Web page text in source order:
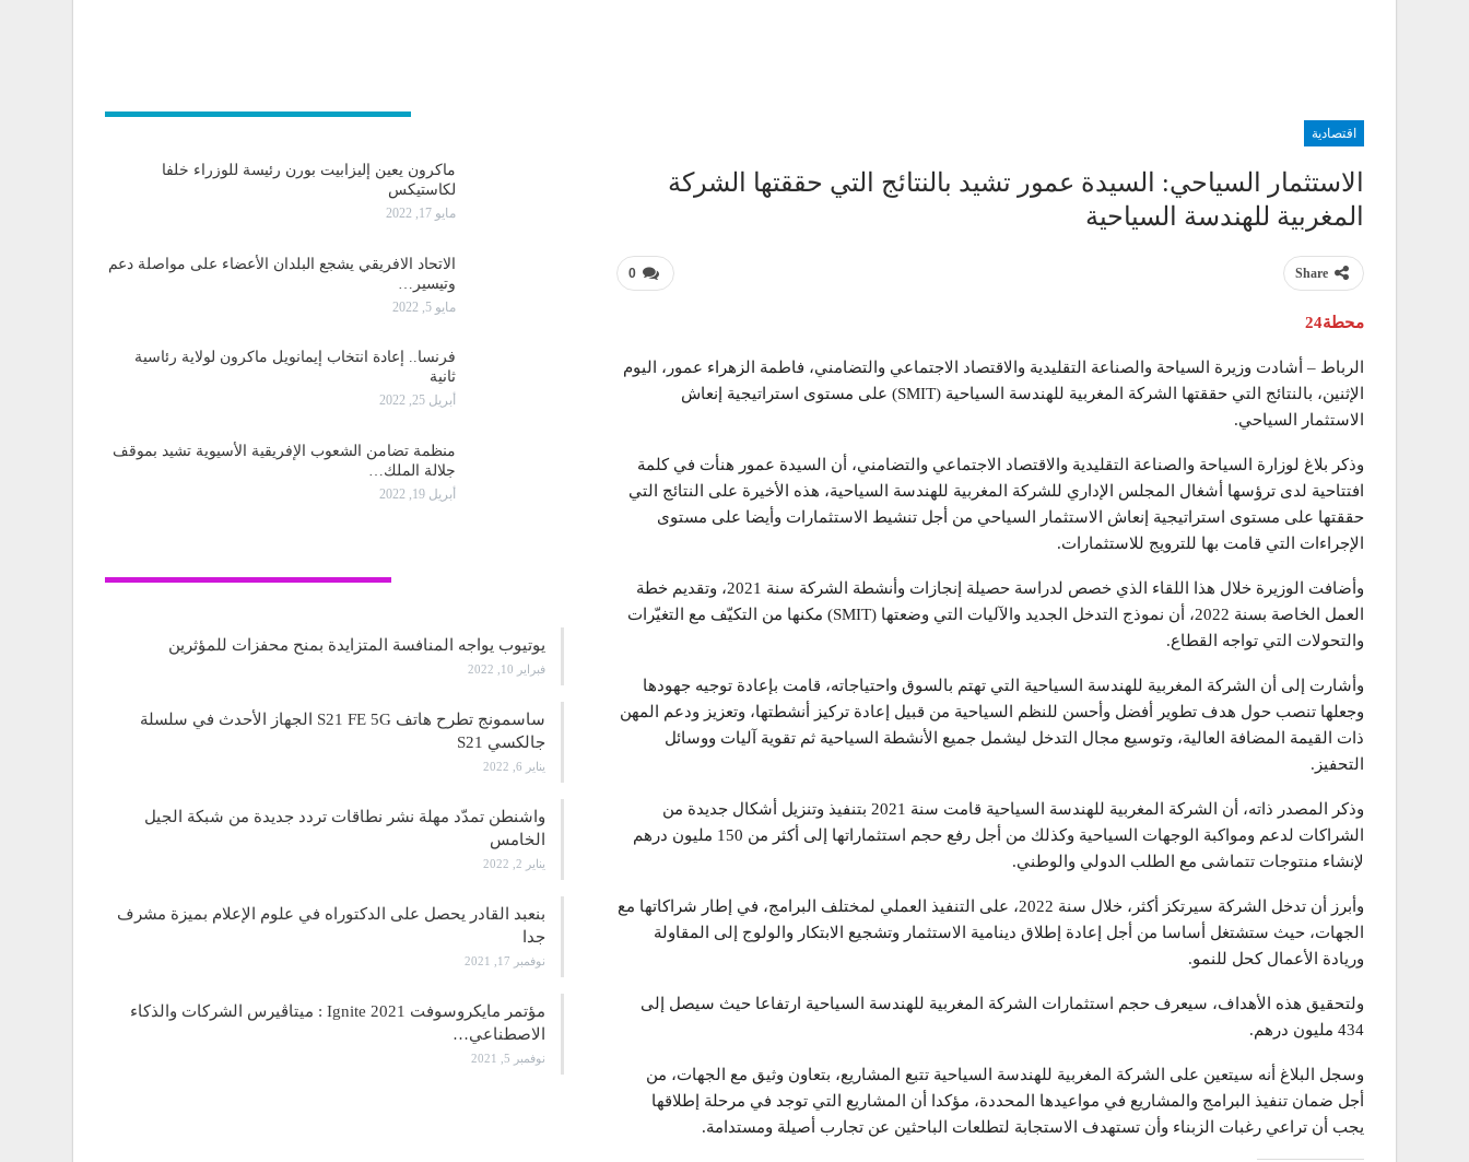
اقتصادية
الاستثمار السياحي: السيدة عمور تشيد بالنتائج التي حققتها الشركة
المغربية للهندسة السياحية
0 Share
محطة24
الرباط – أشادت وزيرة السياحة والصناعة التقليدية والاقتصاد الاجتماعي والتضامني، فاطمة الزهراء عمور، اليوم
الإثنين، بالنتائج التي حققتها الشركة المغربية للهندسة السياحية (SMIT) على مستوى استراتيجية إنعاش
الاستثمار السياحي.
وذكر بلاغ لوزارة السياحة والصناعة التقليدية والاقتصاد الاجتماعي والتضامني، أن السيدة عمور هنأت في كلمة
افتتاحية لدى ترؤسها أشغال المجلس الإداري للشركة المغربية للهندسة السياحية، هذه الأخيرة على النتائج التي
حققتها على مستوى استراتيجية إنعاش الاستثمار السياحي من أجل تنشيط الاستثمارات وأيضا على مستوى
الإجراءات التي قامت بها للترويج للاستثمارات.
وأضافت الوزيرة خلال هذا اللقاء الذي خصص لدراسة حصيلة إنجازات وأنشطة الشركة سنة 2021، وتقديم خطة
العمل الخاصة بسنة 2022، أن نموذج التدخل الجديد والآليات التي وضعتها (SMIT) مكنها من التكيّف مع التغيّرات
والتحولات التي تواجه القطاع.
وأشارت إلى أن الشركة المغربية للهندسة السياحية التي تهتم بالسوق واحتياجاته، قامت بإعادة توجيه جهودها
وجعلها تنصب حول هدف تطوير أفضل وأحسن للنظم السياحية من قبيل إعادة تركيز أنشطتها، وتعزيز ودعم المهن
ذات القيمة المضافة العالية، وتوسيع مجال التدخل ليشمل جميع الأنشطة السياحية ثم تقوية آليات ووسائل
التحفيز.
وذكر المصدر ذاته، أن الشركة المغربية للهندسة السياحية قامت سنة 2021 بتنفيذ وتنزيل أشكال جديدة من
الشراكات لدعم ومواكبة الوجهات السياحية وكذلك من أجل رفع حجم استثماراتها إلى أكثر من 150 مليون درهم
لإنشاء منتوجات تتماشى مع الطلب الدولي والوطني.
وأبرز أن تدخل الشركة سيرتكز أكثر، خلال سنة 2022، على التنفيذ العملي لمختلف البرامج، في إطار شراكاتها مع
الجهات، حيث ستشتغل أساسا من أجل إعادة إطلاق دينامية الاستثمار وتشجيع الابتكار والولوج إلى المقاولة
وريادة الأعمال كحل للنمو.
ولتحقيق هذه الأهداف، سيعرف حجم استثمارات الشركة المغربية للهندسة السياحية ارتفاعا حيث سيصل إلى
434 مليون درهم.
وسجل البلاغ أنه سيتعين على الشركة المغربية للهندسة السياحية تتبع المشاريع، بتعاون وثيق مع الجهات، من
أجل ضمان تنفيذ البرامج والمشاريع في مواعيدها المحددة، مؤكدا أن المشاريع التي توجد في مرحلة إطلاقها
يجب أن تراعي رغبات الزبناء وأن تستهدف الاستجابة لتطلعات الباحثين عن تجارب أصيلة ومستدامة.
ماكرون يعين إليزابيت بورن رئيسة للوزراء خلفا
لكاستيكس
مايو 17, 2022
الاتحاد الافريقي يشجع البلدان الأعضاء على مواصلة دعم
وتيسير…
مايو 5, 2022
فرنسا.. إعادة انتخاب إيمانويل ماكرون لولاية رئاسية
ثانية
أبريل 25, 2022
منظمة تضامن الشعوب الإفريقية الأسيوية تشيد بموقف
جلالة الملك…
أبريل 19, 2022
يوتيوب يواجه المنافسة المتزايدة بمنح محفزات للمؤثرين
فبراير 10, 2022
ساسمونج تطرح هاتف S21 FE 5G الجهاز الأحدث في سلسلة
جالكسي S21
يناير 6, 2022
واشنطن تمدّد مهلة نشر نطاقات تردد جديدة من شبكة الجيل
الخامس
يناير 2, 2022
بنعبد القادر يحصل على الدكتوراه في علوم الإعلام بميزة مشرف
جدا
نوفمبر 17, 2021
مؤتمر مايكروسوفت Ignite 2021 : ميتاڤيرس الشركات والذكاء
الاصطناعي…
نوفمبر 5, 2021